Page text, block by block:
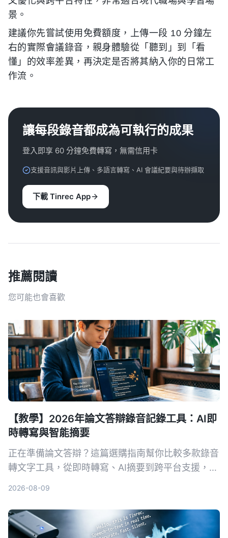
景。
建議你先嘗試使用免費額度，上傳一段 10 分鐘左
右的實際會議錄音，親身體驗從「聽到」到「看
懂」的效率差異，再決定是否將其納入你的日常工
作流。
讓每段錄音都成為可執行的成果
登入即享 60 分鐘免費轉寫，無需信用卡
支援音訊與影片上傳、多語言轉寫、AI 會議紀要與待辦擷取
下載 Tinrec App
推薦閱讀
您可能也會喜歡
【教學】2026年論文答辯錄音記錄工具：AI即
時轉寫與智能摘要
正在準備論文答辯？這篇選購指南幫你比較多款錄音
轉文字工具，從即時轉寫、AI摘要到跨平台支援，推
2026-08-09